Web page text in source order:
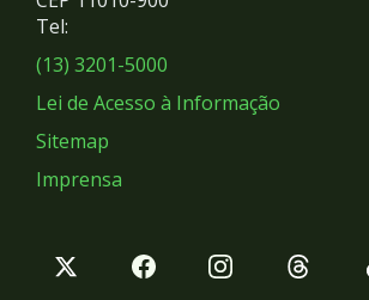
Sociais
Tel:
(13) 3201-5000
Lei de Acesso à Informação
Sitemap
Imprensa